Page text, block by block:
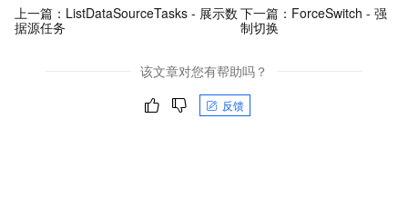
上一篇： ListDataSourceTasks - 展示数
据源任务
下一篇： ForceSwitch - 强
制切换
该文章对您有帮助吗？
反馈